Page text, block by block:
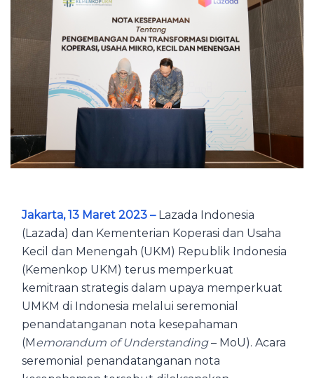
Jakarta, 13 Maret 2023 – Lazada Indonesia
(Lazada) dan Kementerian Koperasi dan Usaha
Kecil dan Menengah (UKM) Republik Indonesia
(Kemenkop UKM) terus memperkuat
kemitraan strategis dalam upaya memperkuat
UMKM di Indonesia melalui seremonial
penandatanganan nota kesepahaman
(M emorandum of Understanding– MoU). Acara
seremonial penandatanganan nota